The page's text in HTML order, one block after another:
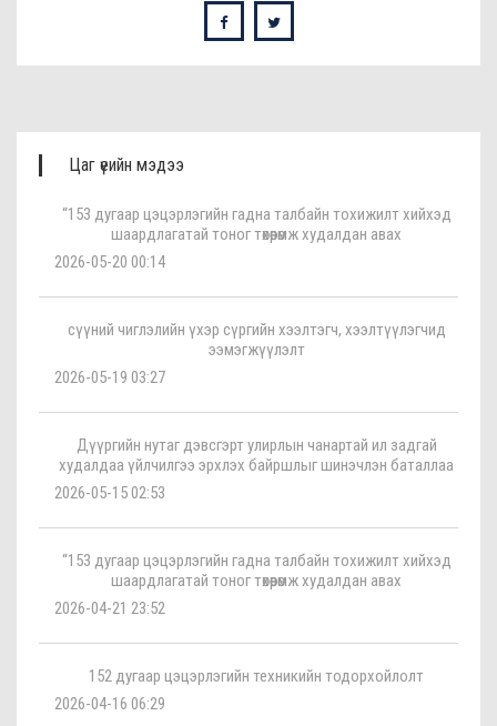
Цаг үеийн мэдээ
“153 дугаар цэцэрлэгийн гадна талбайн тохижилт хийхэд
шаардлагатай тоног төхөөрөмж худалдан авах
2026-05-20 00:14
сүүний чиглэлийн үхэр сүргийн хээлтэгч, хээлтүүлэгчид
ээмэгжүүлэлт
2026-05-19 03:27
Дүүргийн нутаг дэвсгэрт улирлын чанартай ил задгай
худалдаа үйлчилгээ эрхлэх байршлыг шинэчлэн баталлаа
2026-05-15 02:53
“153 дугаар цэцэрлэгийн гадна талбайн тохижилт хийхэд
шаардлагатай тоног төхөөрөмж худалдан авах
2026-04-21 23:52
152 дугаар цэцэрлэгийн техникийн тодорхойлолт
2026-04-16 06:29